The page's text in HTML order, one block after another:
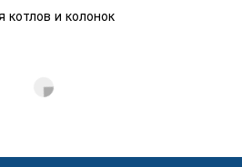
котлов и колонок